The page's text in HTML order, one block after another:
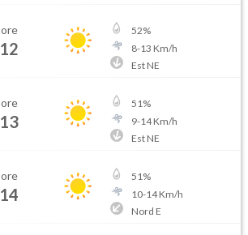
ore
12
52%
8-13 Km/h
Est NE
ore
13
51%
9-14Km/h
Est NE
ore
14
51%
10-14Km/h
Nord E